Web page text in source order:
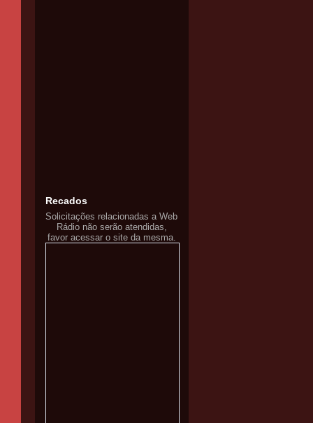
Recados
Solicitações relacionadas a Web
Rádio não serão atendidas,
favor acessar o site da mesma.